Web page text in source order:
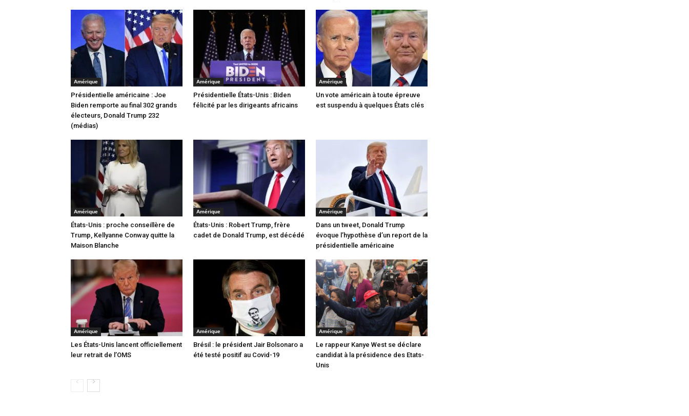
Amérique
Présidentielle américaine : Joe
Biden remporte au final 302 grands
électeurs, Donald Trump 232
(médias)
Amérique
Présidentielle États-Unis : Biden
félicité par les dirigeants africains
Amérique
Un vote américain à toute épreuve
est suspendu à quelques États clés
Amérique
États-Unis : proche conseillère de
Trump, Kellyanne Conway quitte la
Maison Blanche
Amérique
États-Unis : Robert Trump, frère
cadet de Donald Trump, est décédé
Amérique
Dans un tweet, Donald Trump
évoque l’hypothèse d’un report de la
présidentielle américaine
Amérique
Les États-Unis lancent officiellement
leur retrait de l’OMS
Amérique
Brésil : le président Jair Bolsonaro a
été testé positif au Covid-19
Amérique
Le rappeur Kanye West se déclare
candidat à la présidence des Etats-
Unis